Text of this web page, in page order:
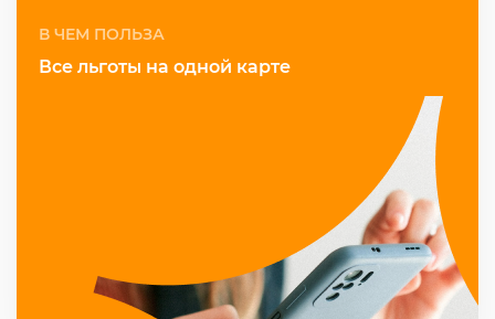
В ЧЕМ ПОЛЬЗА
Все льготы на одной карте